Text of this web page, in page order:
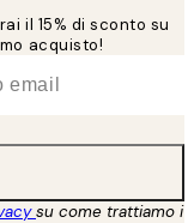
il 15% di sconto su
acquisto!
su come trattiamo i